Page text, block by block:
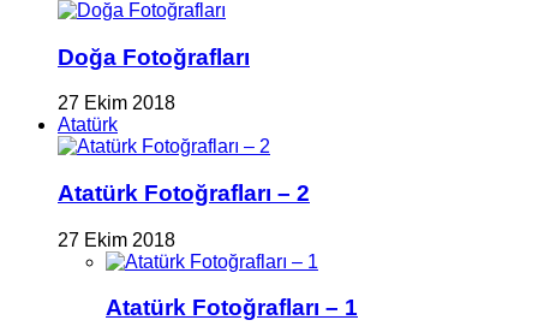
Doğa Fotoğrafları
27 Ekim 2018
Atatürk
Atatürk Fotoğrafları – 2
27 Ekim 2018
Atatürk Fotoğrafları – 1